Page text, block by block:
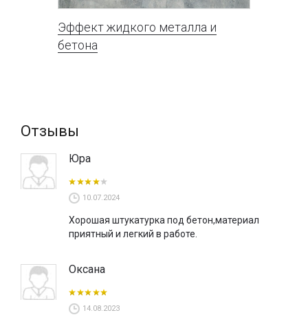
Эффект жидкого металла и
бетона
Отзывы
Юра
10.07.2024
Хорошая штукатурка под бетон,материал
приятный и легкий в работе.
Оксана
14.08.2023